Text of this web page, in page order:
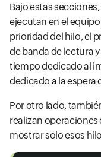
Bajo estas
ejecutan en el equipo
prioridad del hilo, el
de banda de lectura
tiempo dedicado al
dedicado a la espera
Por otro lado,
realizan operaciones
mostrar solo esos